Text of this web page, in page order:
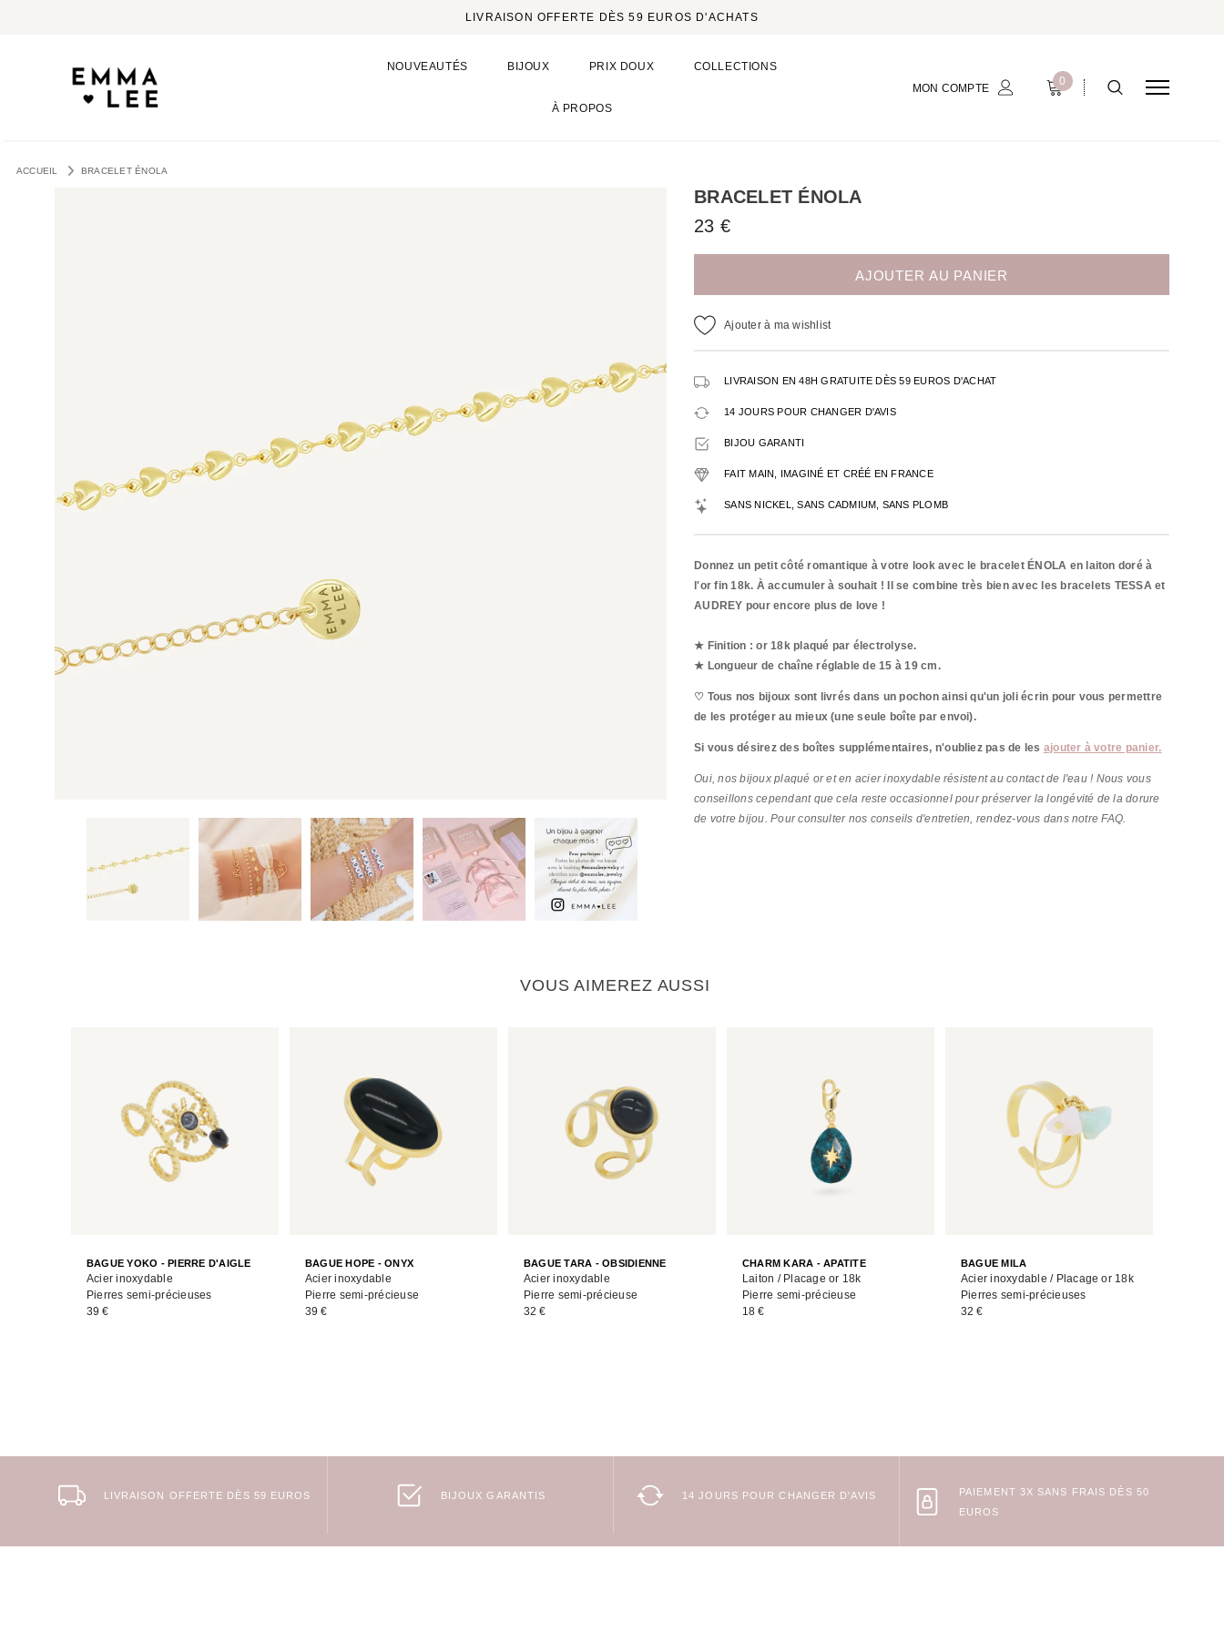
LIVRAISON OFFERTE DÈS 59 EUROS D'ACHATS
NOUVEAUTÉS BIJOUX PRIX DOUX COLLECTIONS
À PROPOS
MON COMPTE
0
ACCUEIL BRACELET ÉNOLA
BRACELET ÉNOLA
23 €
Ajouter à ma wishlist
LIVRAISON EN 48H GRATUITE DÈS 59 EUROS D'ACHAT
14 JOURS POUR CHANGER D'AVIS
BIJOU GARANTI
FAIT MAIN, IMAGINÉ ET CRÉÉ EN FRANCE
SANS NICKEL, SANS CADMIUM, SANS PLOMB
Donnez un petit côté romantique à votre look avec le bracelet ÉNOLA en laiton doré à
l'or fin 18k. À accumuler à souhait ! Il se combine très bien avec les bracelets TESSA et
AUDREY pour encore plus de love !
★ Finition : or 18k plaqué par électrolyse.
★ Longueur de chaîne réglable de 15 à 19 cm.
♡ Tous nos bijoux sont livrés dans un pochon ainsi qu'un joli écrin pour vous permettre
de les protéger au mieux (une seule boîte par envoi).
Si vous désirez des boîtes supplémentaires, n'oubliez pas de les ajouter à votre panier.
Oui, nos bijoux plaqué or et en acier inoxydable résistent au contact de l'eau ! Nous vous
conseillons cependant que cela reste occasionnel pour préserver la longévité de la dorure
de votre bijou. Pour consulter nos conseils d'entretien, rendez-vous dans notre FAQ.
VOUS AIMEREZ AUSSI
BAGUE YOKO - PIERRE D'AIGLE
Acier inoxydable
Pierres semi-précieuses
39 €
BAGUE HOPE - ONYX
Acier inoxydable
Pierre semi-précieuse
39 €
BAGUE TARA - OBSIDIENNE
Acier inoxydable
Pierre semi-précieuse
32 €
CHARM KARA - APATITE
Laiton / Placage or 18k
Pierre semi-précieuse
18 €
BAGUE MILA
Acier inoxydable / Placage or 18k
Pierres semi-précieuses
32 €
LIVRAISON OFFERTE DÈS 59 EUROS BIJOUX GARANTIS 14 JOURS POUR CHANGER D'AVIS
PAIEMENT 3X SANS FRAIS DÈS 50
EUROS